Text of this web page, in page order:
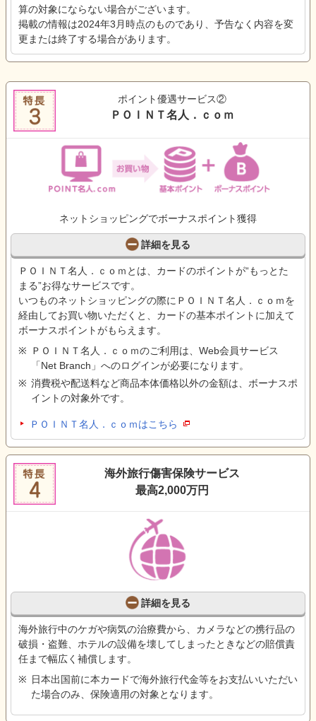
算の対象にならない場合がございます。
掲載の情報は2024年3月時点のものであり、予告なく内容を変
更または終了する場合があります。
ポイント優遇サービス②
ＰＯＩＮＴ名人．ｃｏｍ
ネットショッピングでボーナスポイント獲得
詳細を見る
ＰＯＩＮＴ名人．ｃｏｍとは、カードのポイントが“もっとた
まる”お得なサービスです。
いつものネットショッピングの際にＰＯＩＮＴ名人．ｃｏｍを
経由してお買い物いただくと、カードの基本ポイントに加えて
ボーナスポイントがもらえます。
ＰＯＩＮＴ名人．ｃｏｍのご利用は、Web会員サービス
「Net Branch」へのログインが必要になります。
消費税や配送料など商品本体価格以外の金額は、ボーナスポ
イントの対象外です。
ＰＯＩＮＴ名人．ｃｏｍはこちら
海外旅行傷害保険サービス
最高2,000万円
詳細を見る
海外旅行中のケガや病気の治療費から、カメラなどの携行品の
破損・盗難、ホテルの設備を壊してしまったときなどの賠償責
任まで幅広く補償します。
日本出国前に本カードで海外旅行代金等をお支払いいただい
た場合のみ、保険適用の対象となります。